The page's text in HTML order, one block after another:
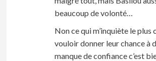
beaucoup de volonté…
Non ce qui m’inquiète le plus
vouloir donner leur chance à
manque de confiance c’est